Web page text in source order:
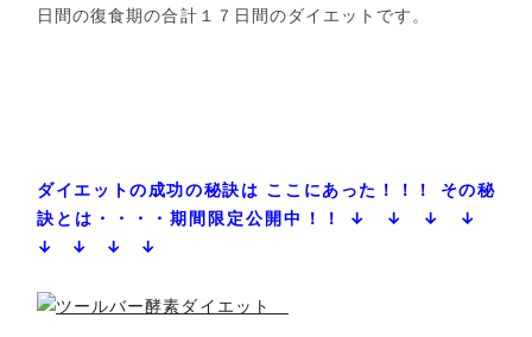
日間の復食期の合計１７日間のダイエットです。
ダイエットの成功の秘訣は ここにあった！！！
その秘
訣とは・・・・期間限定公開中！！
↓ ↓ ↓ ↓
↓ ↓ ↓ ↓